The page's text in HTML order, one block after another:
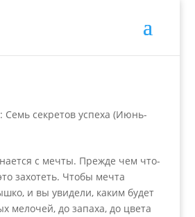
Семь секретов успеха (Июнь-
с мечты. Прежде чем что-
захотеть. Чтобы мечта
и вы увидели, каким будет
мелочей, до запаха, до цвета